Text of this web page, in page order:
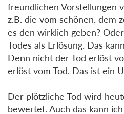
freundlichen Vorstellungen
z.B. die vom schönen, dem
es den wirklich geben?
Todes als Erlösung. Das
Denn nicht der Tod erlöst
erlöst vom Tod. Das ist ein
Der plötzliche Tod wird
bewertet. Auch das kann